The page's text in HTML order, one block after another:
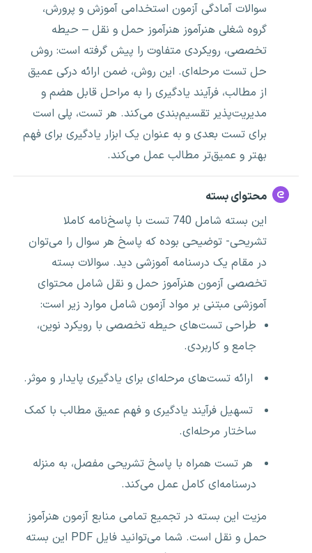
سوالات آمادگی آزمون استخدامی آموزش و پرورش،
گروه شغلی هنرآموز هنرآموز حمل و نقل – حیطه
تخصصی، رویکردی متفاوت را پیش گرفته است: روش
حل تست مرحله‌ای. این روش، ضمن ارائه درکی عمیق
از مطالب، فرآیند یادگیری را به مراحل قابل هضم و
مدیریت‌پذیر تقسیم‌بندی می‌کند. هر تست، پلی است
برای تست بعدی و به عنوان یک ابزار یادگیری برای فهم
بهتر و عمیق‌تر مطالب عمل می‌کند.
محتوای بسته
این بسته شامل 740 تست با پاسخ‌نامه کاملا
تشریحی- توضیحی بوده که پاسخ هر سوال را می‌توان
در مقام یک درسنامه آموزشی دید. سوالات بسته
تخصصی آزمون هنرآموز حمل و نقل شامل محتوای
آموزشی مبتنی بر مواد آزمون شامل موارد زیر است:
طراحی تست‌های حیطه تخصصی با رویکرد نوین،
جامع و کاربردی.
ارائه تست‌های مرحله‌ای برای یادگیری پایدار و موثر.
تسهیل فرآیند یادگیری و فهم عمیق مطالب با کمک
ساختار مرحله‌ای.
هر تست همراه با پاسخ تشریحی مفصل، به منزله
درسنامه‌ای کامل عمل می‌کند.
مزیت این بسته در تجمیع تمامی منابع آزمون هنرآموز
حمل و نقل است. شما می‌توانید فایل PDF این بسته